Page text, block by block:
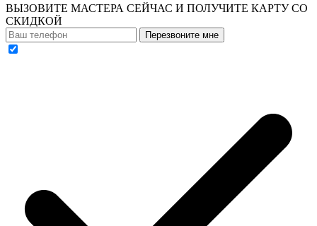
ВЫЗОВИТЕ МАСТЕРА СЕЙЧАС И ПОЛУЧИТЕ КАРТУ СО
СКИДКОЙ
Перезвоните мне